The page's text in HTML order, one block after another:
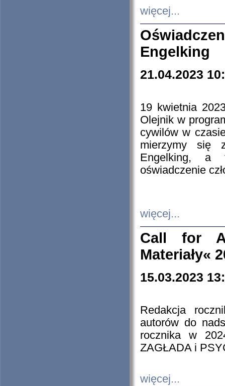
więcej...
Engelking
21.04.2023
19 kwietnia
Olejnik w
cywilów w
mierzymy się
Engelking, a
oświadczenie
więcej...
Call for
Materiały«
15.03.2023
Redakcja
autorów do
rocznika w
ZAGŁADA i
więcej...